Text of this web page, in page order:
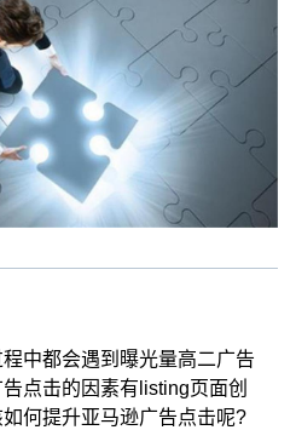
中都会遇到曝光量高二广告
点击的因素有listing页面创
何提升亚马逊广告点击呢?